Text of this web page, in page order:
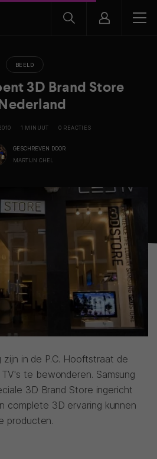
BEELD
3D Brand Store
1 MINUUT 0 REACTIES
GESCHREVEN DOOR
MARTIJN CHEL
zijn in de P.C. Hooftstraat de
te bewonderen. Samsung
3D Brand Store ingericht
complete 3D ervaring kunnen
producten.